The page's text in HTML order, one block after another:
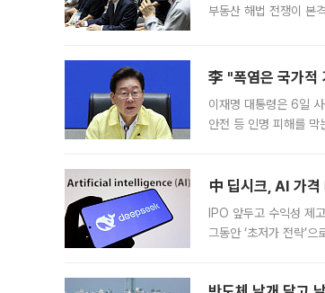
부동산 해법 전쟁이 본
李 "폭염은 국가적
이재명 대통령은 6일
안전 등 인명 피해를 막
中 딥시크, AI 가격
IPO 앞두고 수익성 제
그동안 ‘초저가 전략’